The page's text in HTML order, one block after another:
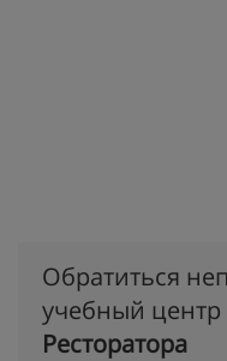
Обратиться
учебный центр
Ресторатора